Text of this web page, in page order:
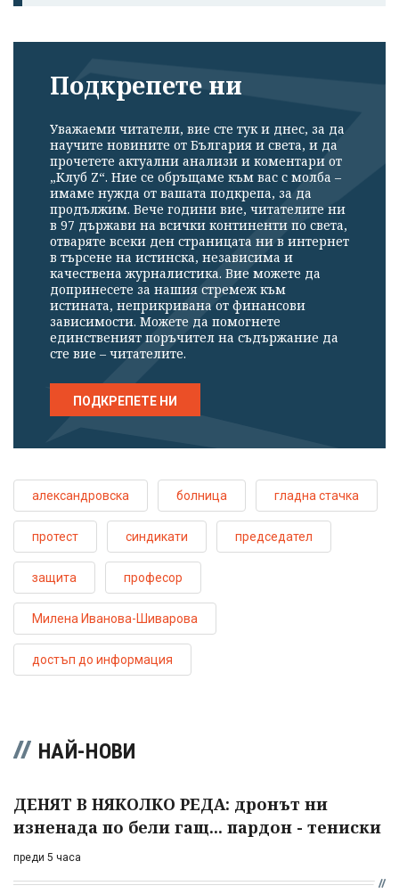
Подкрепете ни
Уважаеми читатели, вие сте тук и днес, за да
научите новините от България и света, и да
прочетете актуални анализи и коментари от
„Клуб Z“. Ние се обръщаме към вас с молба –
имаме нужда от вашата подкрепа, за да
продължим. Вече години вие, читателите ни
в 97 държави на всички континенти по света,
отваряте всеки ден страницата ни в интернет
в търсене на истинска, независима и
качествена журналистика. Вие можете да
допринесете за нашия стремеж към
истината, неприкривана от финансови
зависимости. Можете да помогнете
единственият поръчител на съдържание да
сте вие – читателите.
ПОДКРЕПЕТЕ НИ
александровска болница гладна стачка
протест синдикати председател
защита професор
Милена Иванова-Шиварова
достъп до информация
НАЙ-НОВИ
ДЕНЯТ В НЯКОЛКО РЕДА: дронът ни
изненада по бели гащ... пардон - тениски
преди 5 часа